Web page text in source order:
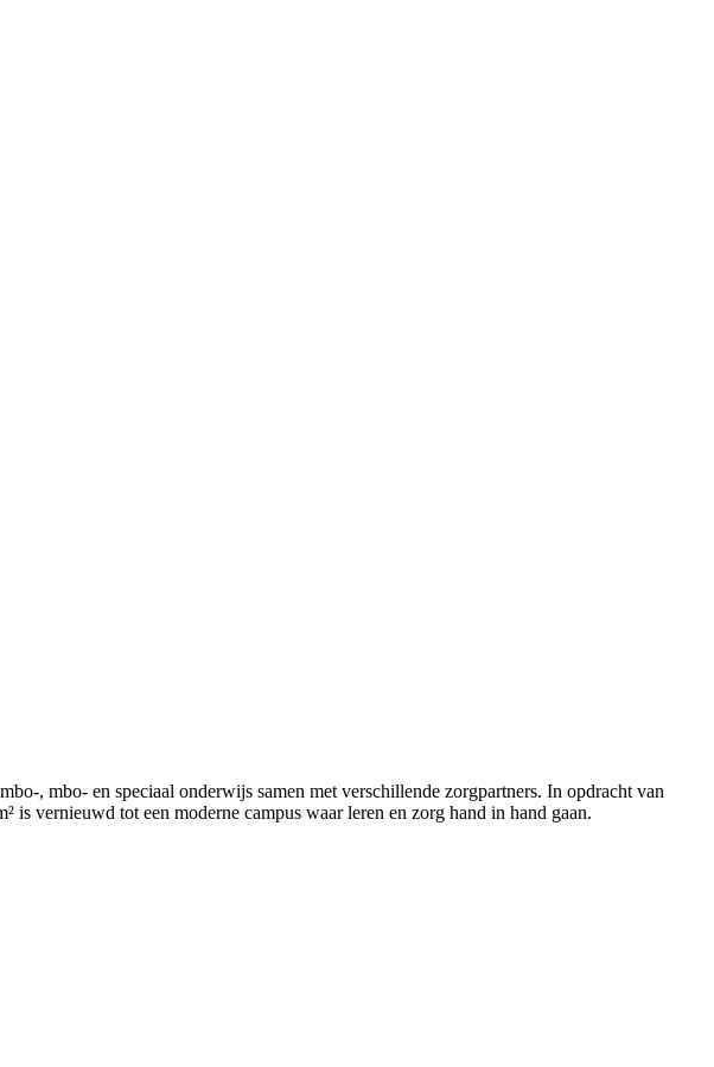
, mbo- en speciaal onderwijs samen met verschillende zorgpartners. In opdracht van
is vernieuwd tot een moderne campus waar leren en zorg hand in hand gaan.